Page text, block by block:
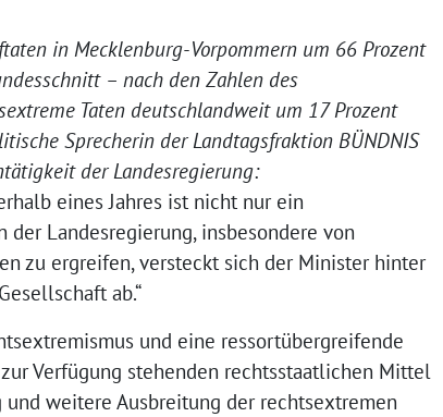
in Mecklenburg-Vorpommern um 66 Prozent
– nach den Zahlen des
Taten deutschlandweit um 17 Prozent
Sprecherin der Landtagsfraktion BÜNDNIS
der Landesregierung:
eines Jahres ist nicht nur ein
der Landesregierung, insbesondere von
zu ergreifen, versteckt sich der Minister hinter
ab.“
und eine ressortübergreifende
Verfügung stehenden rechtsstaatlichen Mittel
weitere Ausbreitung der rechtsextremen